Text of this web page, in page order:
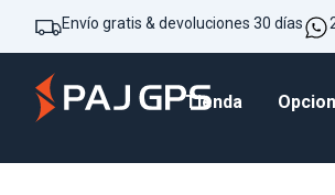
Envío gratis & devoluciones 30 días
Tienda